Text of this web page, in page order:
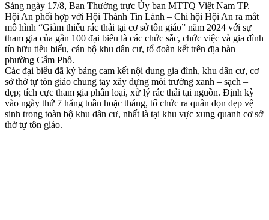
Sáng ngày 17/8, Ban Thường trực Ủy ban MTTQ Việt Nam TP.
Hội An phối hợp với Hội Thánh Tin Lành – Chi hội Hội An ra mắt
mô hình “Giảm thiểu rác thải tại cơ sở tôn giáo” năm 2024 với sự
tham gia của gần 100 đại biểu là các chức sắc, chức việc và gia đình
tín hữu tiêu biểu, cán bộ khu dân cư, tổ đoàn kết trên địa bàn
phường Cẩm Phô.
Các đại biểu đã ký bảng cam kết nội dung gia đình, khu dân cư, cơ
sở thờ tự tôn giáo chung tay xây dựng môi trường xanh – sạch –
đẹp; tích cực tham gia phân loại, xử lý rác thải tại nguồn. Định kỳ
vào ngày thứ 7 hằng tuần hoặc tháng, tổ chức ra quân dọn dẹp vệ
sinh trong toàn bộ khu dân cư, nhất là tại khu vực xung quanh cơ sở
thờ tự tôn giáo.